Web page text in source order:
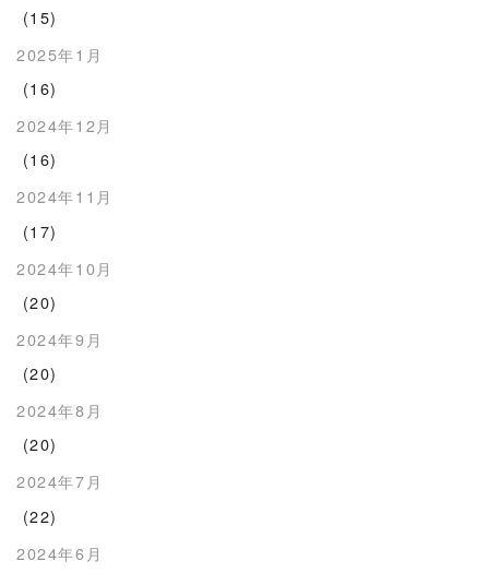
(15)
2025年1月
(16)
2024年12月
(16)
2024年11月
(17)
2024年10月
(20)
2024年9月
(20)
2024年8月
(20)
2024年7月
(22)
2024年6月